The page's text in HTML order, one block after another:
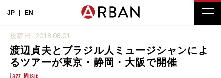
JP EN
投稿日 : 2018.08.01
渡辺貞夫とブラジル人ミュージシャンによ
るツアーが東京・静岡・大阪で開催
Jazz Music